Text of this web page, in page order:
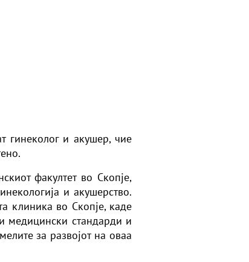
гинеколог и акушер, чие
факултет во Скопје,
и акушерство.
клиника во Скопје, каде
медицински стандарди и
за развојот на оваа